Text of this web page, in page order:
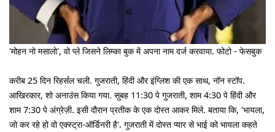
'मोहन नो मसालो', वो प्ले जिसने लिम्का बुक में अपना नाम दर्ज करवाया. फोटो - फेसबुक
करीब 25 दिन रिहर्सल चली. गुजराती, हिंदी और इंग्लिश की एक साथ, नॉन स्टॉप.
आखिरकार, शो अनाउंस किया गया. सुबह 11:30 पे गुजराती, शाम 4:30 पे हिंदी और
शाम 7:30 पे अंग्रेज़ी. इसी दौरान प्रतीक के एक दोस्त आकर मिले. बताया कि, 'भायला,
जो कर रहे हो वो एक्स्ट्रा-ऑर्डिनरी है'. गुजराती में दोस्त प्यार से भाई को भायला कहते